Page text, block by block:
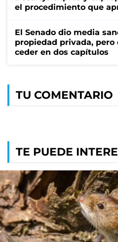
el procedimiento que
El Senado dio media
propiedad privada, pero
ceder en dos capítulos
TU COMENTARIO
TE PUEDE